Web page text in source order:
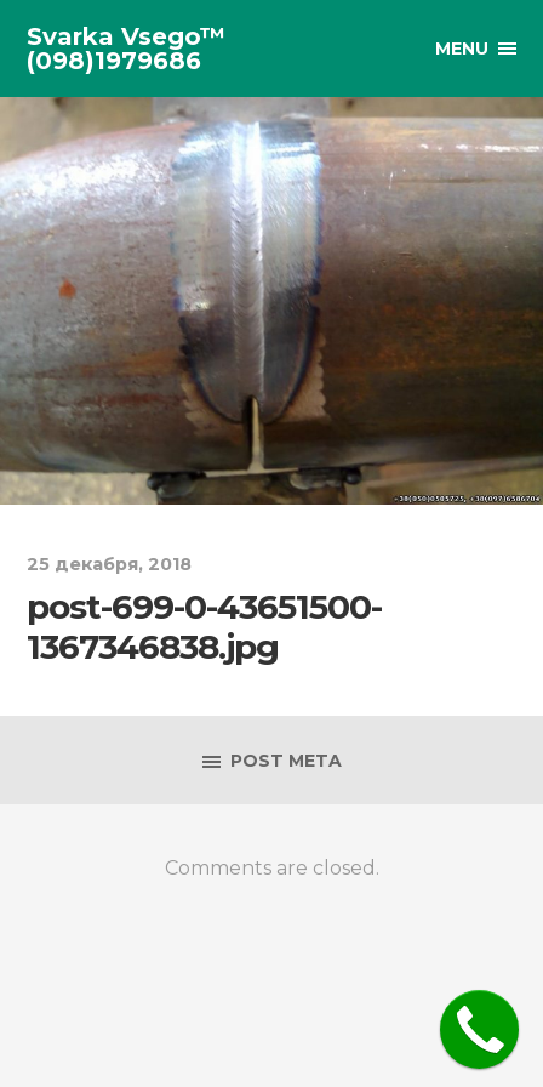
Svarka Vsego™
(098)1979686
MENU
25 декабря, 2018
post-699-0-43651500-
1367346838.jpg
POST META
Comments are closed.